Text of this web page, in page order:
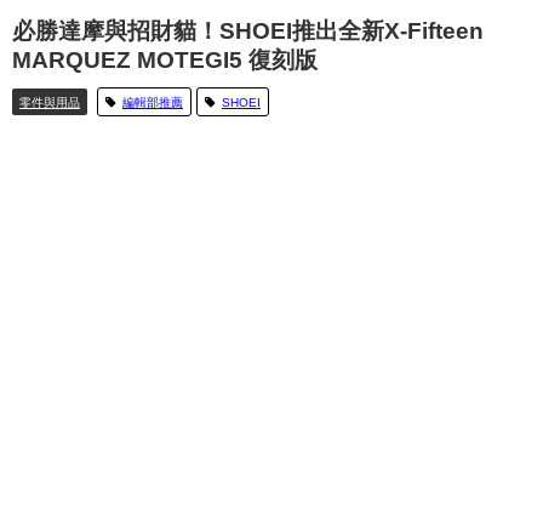
必勝達摩與招財貓！SHOEI推出全新X-Fifteen
MARQUEZ MOTEGI5 復刻版
零件與用品 編輯部推薦 SHOEI